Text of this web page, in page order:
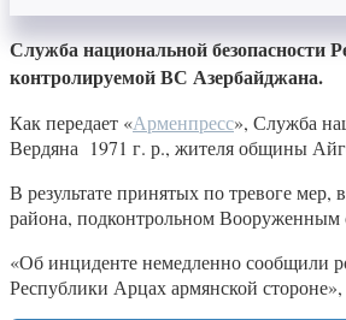
Служба национальной безопасности
контролируемой ВС Азербайджана.
Как передает «Арменпресс», Служба
Вердяна 1971 г. р., жителя общины
В результате принятых по тревоге
района, подконтрольном
«Об инциденте немедленно сообщили
Республики Арцах армянской